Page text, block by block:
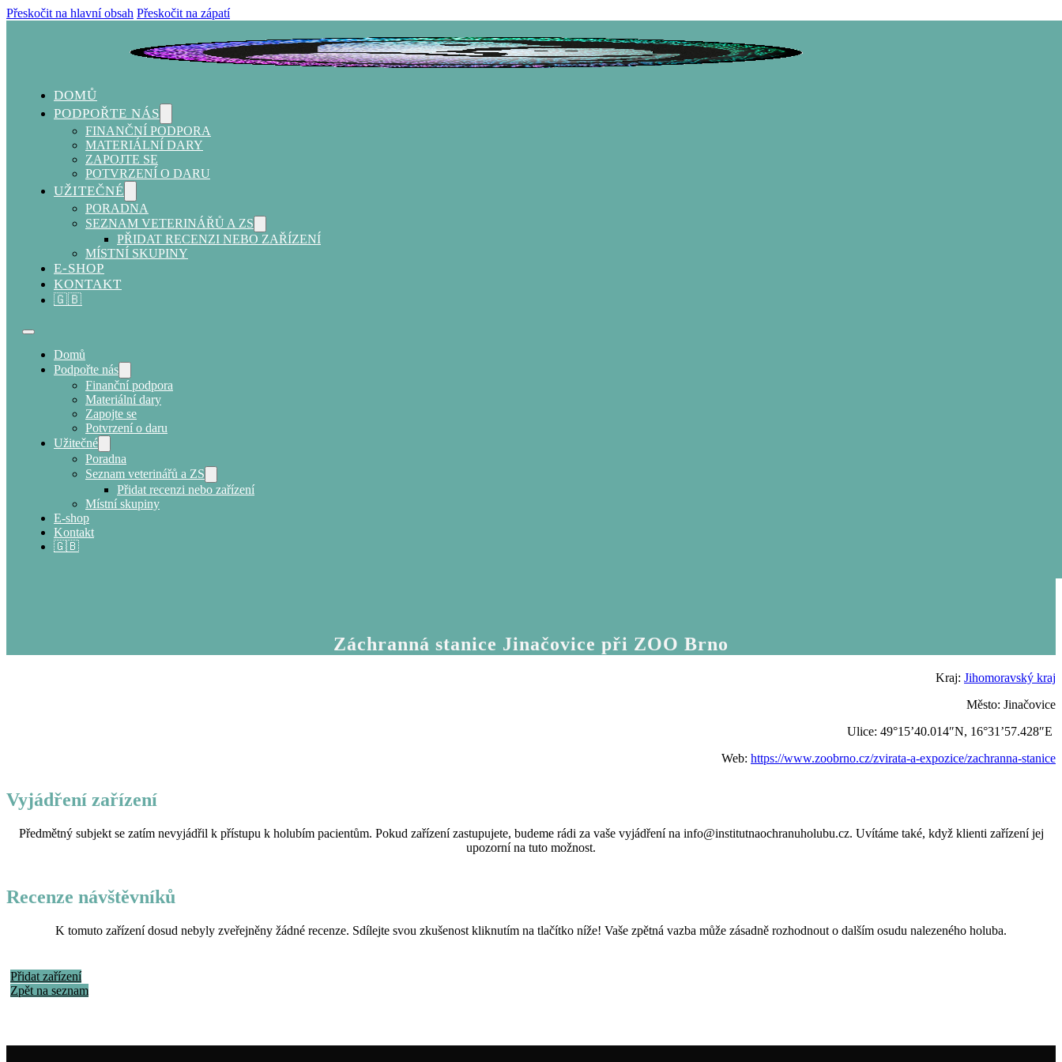
Přeskočit na hlavní obsah Přeskočit na zápatí
DOMŮ
PODPOŘTE NÁS
FINANČNÍ PODPORA
MATERIÁLNÍ DARY
ZAPOJTE SE
POTVRZENÍ O DARU
UŽITEČNÉ
PORADNA
SEZNAM VETERINÁŘŮ A ZS
PŘIDAT RECENZI NEBO ZAŘÍZENÍ
MÍSTNÍ SKUPINY
E-SHOP
KONTAKT
🇬🇧
Domů
Podpořte nás
Finanční podpora
Materiální dary
Zapojte se
Potvrzení o daru
Užitečné
Poradna
Seznam veterinářů a ZS
Přidat recenzi nebo zařízení
Místní skupiny
E-shop
Kontakt
🇬🇧
Záchranná stanice Jinačovice při ZOO Brno
Kraj: Jihomoravský kraj
Město: Jinačovice
Ulice: 49°15’40.014″N, 16°31’57.428″E
Web: https://www.zoobrno.cz/zvirata-a-expozice/zachranna-stanice
Vyjádření zařízení
Předmětný subjekt se zatím nevyjádřil k přístupu k holubím pacientům. Pokud zařízení zastupujete, budeme rádi za vaše vyjádření na info@institutnaochranuholubu.cz. Uvítáme také, když klienti zařízení jej
upozorní na tuto možnost.
Recenze návštěvníků
K tomuto zařízení dosud nebyly zveřejněny žádné recenze. Sdílejte svou zkušenost kliknutím na tlačítko níže! Vaše zpětná vazba může zásadně rozhodnout o dalším osudu nalezeného holuba.
Přidat zařízení
Zpět na seznam